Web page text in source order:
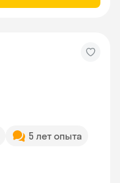
5 лет опыта